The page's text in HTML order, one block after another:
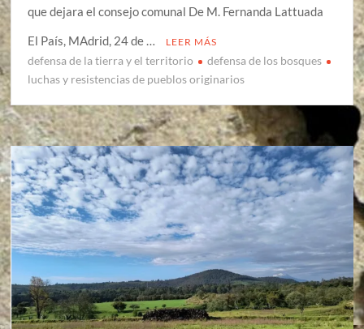
que dejara el consejo comunal De M. Fernanda Lattuada
El País, MAdrid, 24 de …
LEER MÁS
defensa de la tierra y el territorio
defensa de los bosques
luchas y resistencias de pueblos originarios